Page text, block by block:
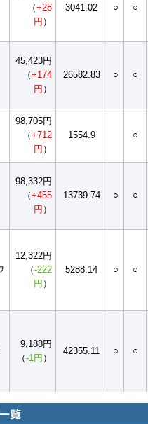
（+28
円 ）
3041.02 ○ ○
45,423円
（+174
円 ）
26582.83 ○ ○
98,705円
（+712
円 ）
1554.9 ○
98,332円
（+455
円 ）
13739.74 ○ ○
12,322円
（-222
円 ）
5288.14 ○ ○
9,188円
（-1円 ）
42355.11 ○ ○